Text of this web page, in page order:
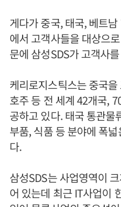
게다가 중국, 태국, 베트
에서 고객사들을 대상으
문에 삼성SDS가 고객사
케리로지스틱스는 중국
호주 등 전 세계 42개국,
공하고 있다. 태국 통관물
부품, 식품 등 분야에 폭
다.
삼성SDS는 사업영역이
어 있는데 최근 IT사업이